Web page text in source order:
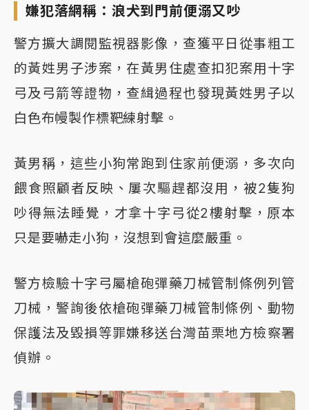
嫌犯落網稱：浪犬到門前便溺又吵
警方擴大調閱監視器影像，查獲平日從事粗工
的黃姓男子涉案，在黃男住處查扣犯案用十字
弓及弓箭等證物，查緝過程也發現黃姓男子以
白色布幔製作標靶練射擊。
黃男稱，這些小狗常跑到住家前便溺，多次向
餵食照顧者反映、屢次驅趕都沒用，被2隻狗
吵得無法睡覺，才拿十字弓從2樓射擊，原本
只是要嚇走小狗，沒想到會這麼嚴重。
警方檢驗十字弓屬槍砲彈藥刀械管制條例列管
刀械，警詢後依槍砲彈藥刀械管制條例、動物
保護法及毀損等罪嫌移送台灣苗栗地方檢察署
偵辦。